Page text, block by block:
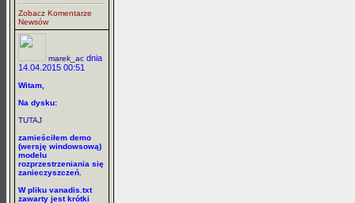
Zobacz Komentarze
Newsów
marek_ac dnia
14.04.2015 00:51
Witam,
Na dysku:
TUTAJ
zamieściłem demo
(wersję windowsową)
modelu
rozprzestrzeniania się
zanieczyszczeń.
W pliku vanadis.txt
zawarty jest krótki